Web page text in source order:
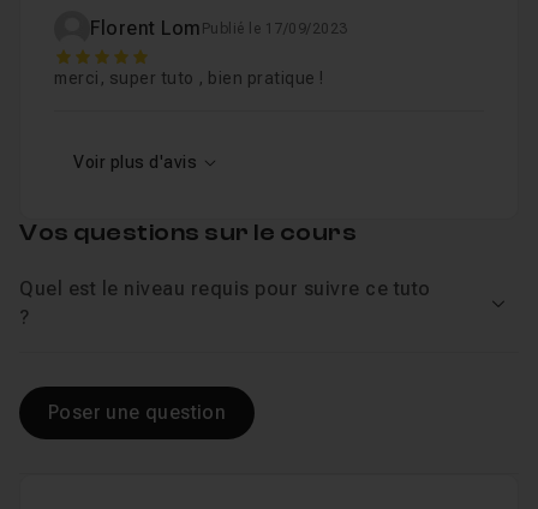
Florent Lom Publié le 17/09/2023
5
merci, super tuto , bien pratique !
Voir plus d'avis
Vos questions sur le cours
Quel est le niveau requis pour suivre ce tuto
?
Poser une question